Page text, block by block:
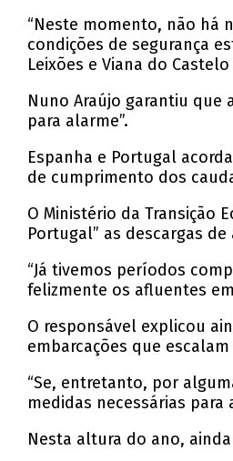
“Neste momento, não há
condições de segurança
Leixões e Viana do
Nuno Araújo garantiu que
para alarme”.
Espanha e Portugal
de cumprimento dos
O Ministério da Transição
Portugal” as descargas
“Já tivemos períodos
felizmente os afluentes
O responsável explicou
embarcações que
“Se, entretanto, por
medidas necessárias
Nesta altura do ano,